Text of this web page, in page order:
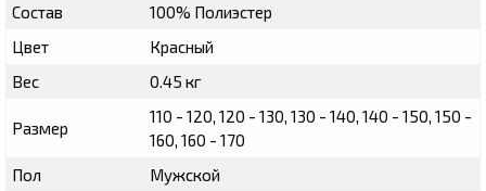
Состав
100% Полиэстер
Цвет
Красный
Вес
0.45 кг
Размер
110 - 120, 120 - 130, 130 - 140, 140 - 150, 150 -
160, 160 - 170
Пол
Мужской